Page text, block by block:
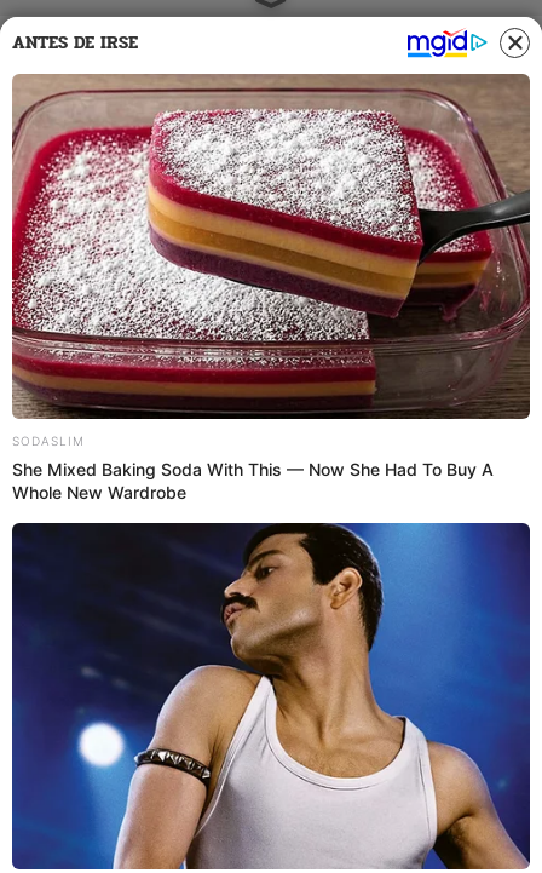
18 Nov 2024 | 9:29 h
¿Cuál es la edad recomendable para dejar de
tomar cerveza y vino?, neurólogo lo revela
El experto da recomendaciones sobre cuál es la edad para dejar de
cognitivo.
13 Oct 2024 | 16:02 h
ANTES DE IRSE